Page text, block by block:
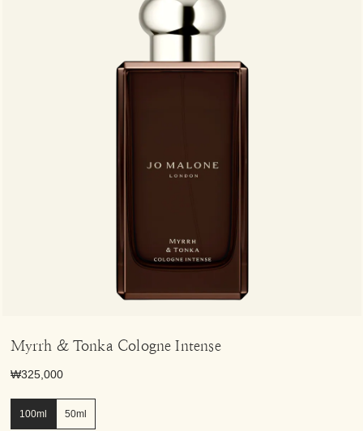
Myrrh & Tonka Cologne Intense
₩325,000
100ml 50ml